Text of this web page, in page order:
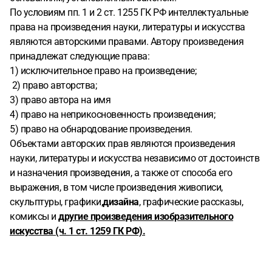
По условиям пп. 1 и 2 ст. 1255 ГК РФ интеллектуальные
права на произведения науки, литературы и искусства
являются авторскими правами. Автору произведения
принадлежат следующие права:
1) исключительное право на произведение;
2) право авторства;
3) право автора на имя
4) право на неприкосновенность произведения;
5) право на обнародование произведения.
Объектами авторских прав являются произведения
науки, литературы и искусства независимо от достоинств
и назначения произведения, а также от способа его
выражения, в том числе произведения живописи,
скульптуры, графики,дизайна, графические рассказы,
комиксы и другие произведения изобразительного
искусства (ч. 1 ст. 1259 ГК РФ).